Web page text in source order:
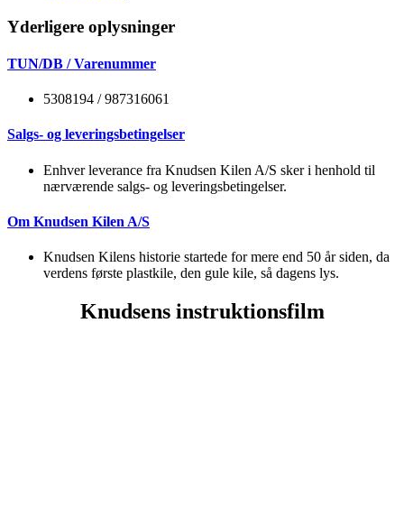
Yderligere oplysninger
TUN/DB / Varenummer
5308194 / 987316061
Salgs- og leveringsbetingelser
Enhver leverance fra Knudsen Kilen A/S sker i henhold til
nærværende salgs- og leveringsbetingelser.
Om Knudsen Kilen A/S
Knudsen Kilens historie startede for mere end 50 år siden, da
verdens første plastkile, den gule kile, så dagens lys.
Knudsens instruktionsfilm